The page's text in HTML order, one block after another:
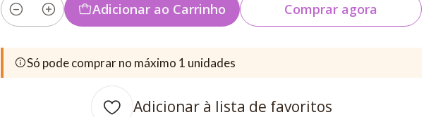
Quantidade
Adicionar ao Carrinho Comprar agora
Só pode comprar no máximo 1 unidades
Adicionar à lista de favoritos